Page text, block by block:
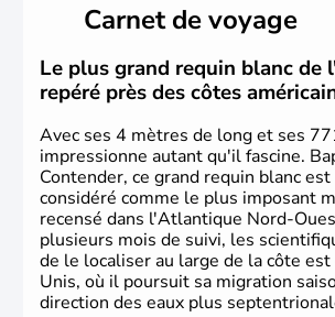
Plusieurs populations se sont
des européens, suite à la
Christophe Colomb en 1492.
britanniques proclament la
en 1776 et adoptent leur première
La conquête de l'Ouest marque
phase de développement intense.
Carnet de voyage
Le plus grand requin blanc
repéré près des côtes
Avec ses 4 mètres de long et ses
impressionne autant qu'il fascine.
Contender, ce grand requin blanc
considéré comme le plus imposant
recensé dans l'Atlantique Nord-
plusieurs mois de suivi, les
de le localiser au large de la côte
Unis, où il poursuit sa migration
direction des eaux plus